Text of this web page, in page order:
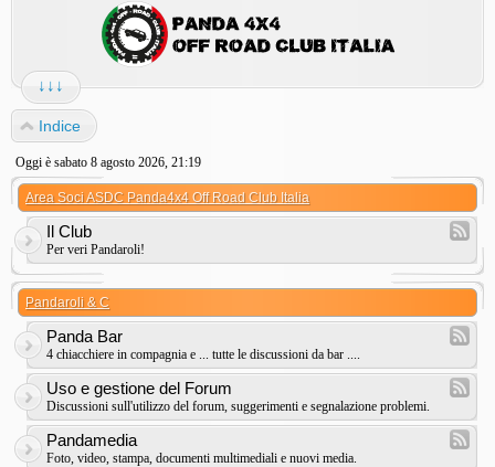
↓↓↓
Indice
Oggi è sabato 8 agosto 2026, 21:19
Area Soci ASDC Panda4x4 Off Road Club Italia
Il Club
Per veri Pandaroli!
Pandaroli & C
Panda Bar
4 chiacchiere in compagnia e ... tutte le discussioni da bar ....
Uso e gestione del Forum
Discussioni sull'utilizzo del forum, suggerimenti e segnalazione problemi.
Pandamedia
Foto, video, stampa, documenti multimediali e nuovi media.